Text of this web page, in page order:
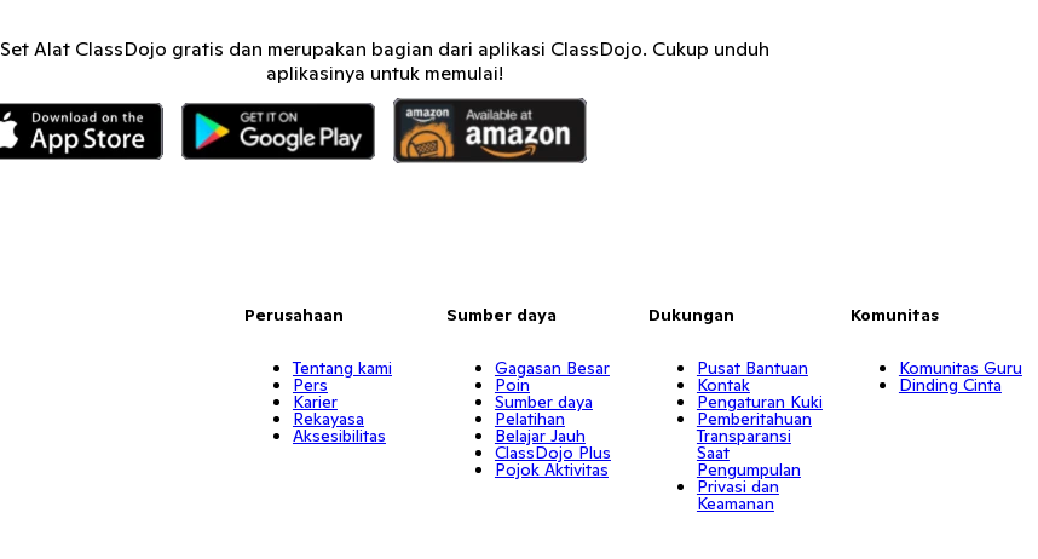
Set Alat ClassDojo gratis dan merupakan bagian dari aplikasi ClassDojo. Cukup unduh
aplikasinya untuk memulai!
Perusahaan
Tentang kami
Pers
Karier
Rekayasa
Aksesibilitas
Sumber daya
Gagasan Besar
Poin
Sumber daya
Pelatihan
Belajar Jauh
ClassDojo Plus
Pojok Aktivitas
Dukungan
Pusat Bantuan
Kontak
Pengaturan Kuki
Pemberitahuan
Transparansi
Saat
Pengumpulan
Privasi dan
Keamanan
Komunitas
Komunitas Guru
Dinding Cinta